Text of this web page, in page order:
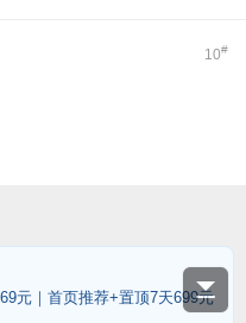
10#
元｜首页推荐+置顶7天699元